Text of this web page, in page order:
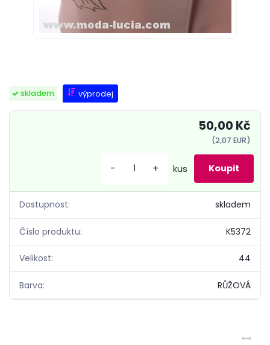
skladem výprodej
Dostupnost: skladem
Číslo produktu: K5372
Velikost: 44
Barva: RŮŽOVÁ
50,00 Kč
(2,07 EUR)
- + kus